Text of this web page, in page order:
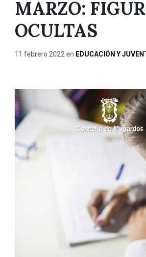
MARZO:
OCULTAS
11 febrero 2022 en EDUCACIÓN Y